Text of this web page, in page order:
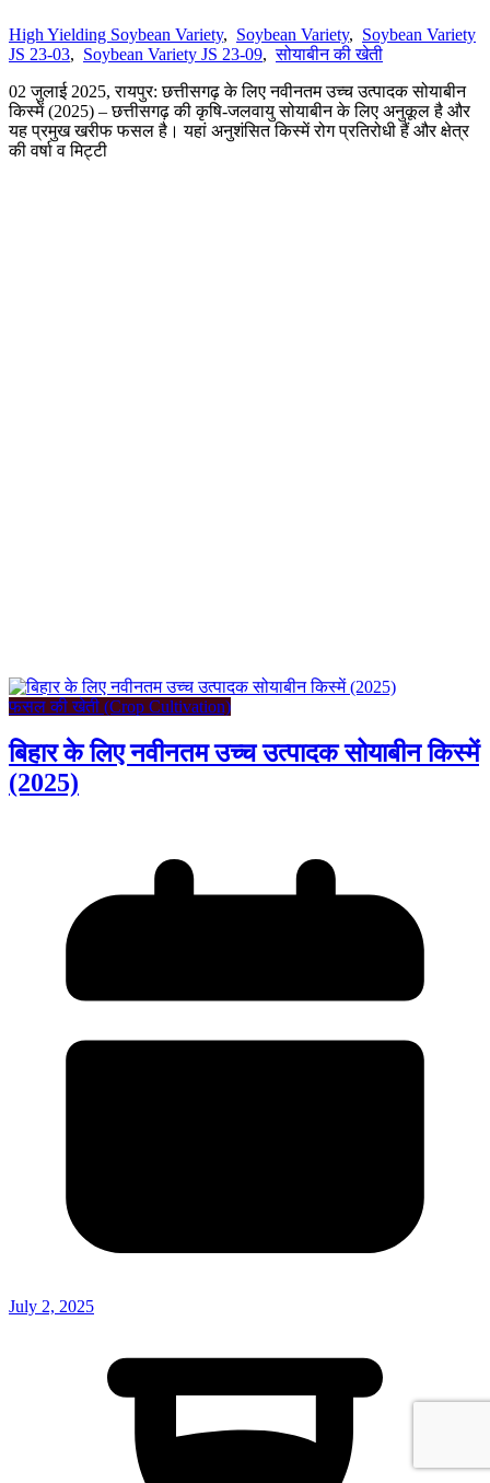
High Yielding Soybean Variety, Soybean Variety, Soybean Variety
JS 23-03, Soybean Variety JS 23-09,सोयाबीन की खेती
02 जुलाई 2025, रायपुर: छत्तीसगढ़ के लिए नवीनतम उच्च उत्पादक सोयाबीन
किस्में (2025) – छत्तीसगढ़ की कृषि-जलवायु सोयाबीन के लिए अनुकूल है और
यह प्रमुख खरीफ फसल है। यहां अनुशंसित किस्में रोग प्रतिरोधी हैं और क्षेत्र
की वर्षा व मिट्टी
फसल की खेती (Crop Cultivation)
बिहार के लिए नवीनतम उच्च उत्पादक सोयाबीन किस्में
(2025)
July 2, 2025